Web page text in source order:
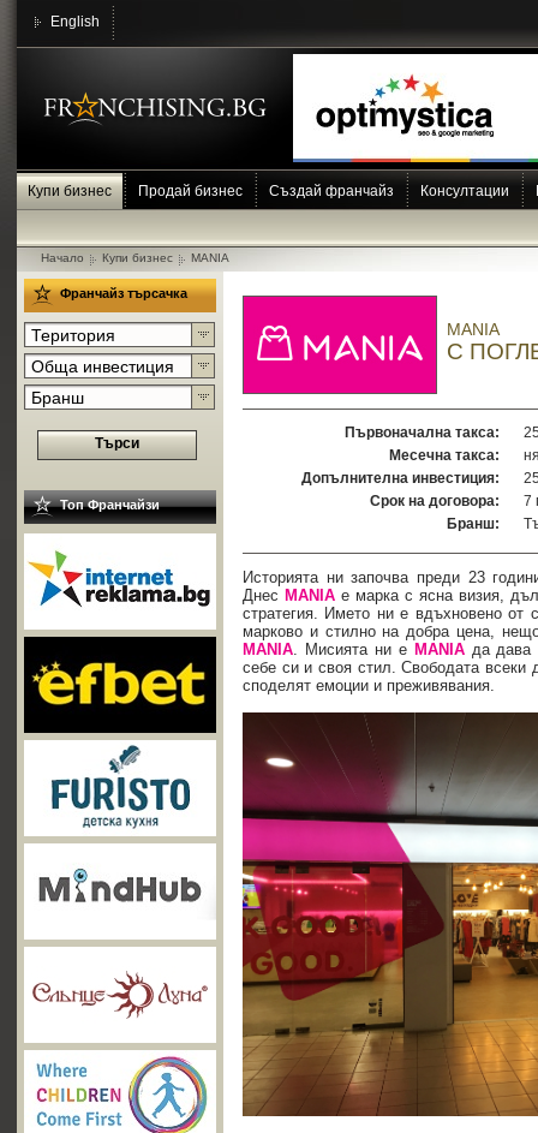
English
Купи бизнес Продай бизнес Създай франчайз Консултации
Начало Купи бизнес MANIA
Франчайз търсачка
Територия
Обща инвестиция
Бранш
Търси
Топ Франчайзи
MANIA
С
Първоначална такса:
Месечна такса:
Допълнителна инвестиция:
Срок на договора:
7
Бранш:
Историята ни започва преди 23
Днес MANIA е марка с ясна визия,
стратегия. Името ни е вдъхновено от
марково и стилно на добра цена,
MANIA. Мисията ни е MANIA да дава
себе си и своя стил. Свободата всеки
споделят емоции и преживявания.